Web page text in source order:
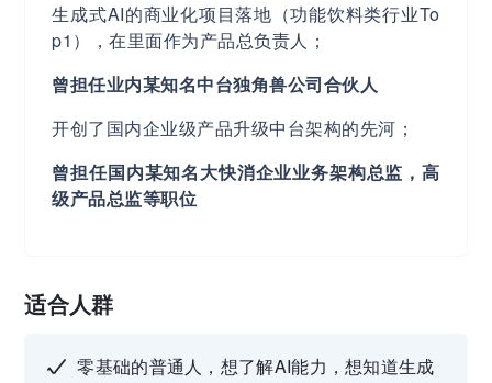
生成式AI的商业化项目落地（功能饮料类行业To
p1），在里面作为产品总负责人；
曾担任业内某知名中台独角兽公司合伙⼈
开创了国内企业级产品升级中台架构的先河；
曾担任国内某知名大快消企业业务架构总监，高
级产品总监等职位
适合人群
零基础的普通人，想了解AI能力，想知道生成